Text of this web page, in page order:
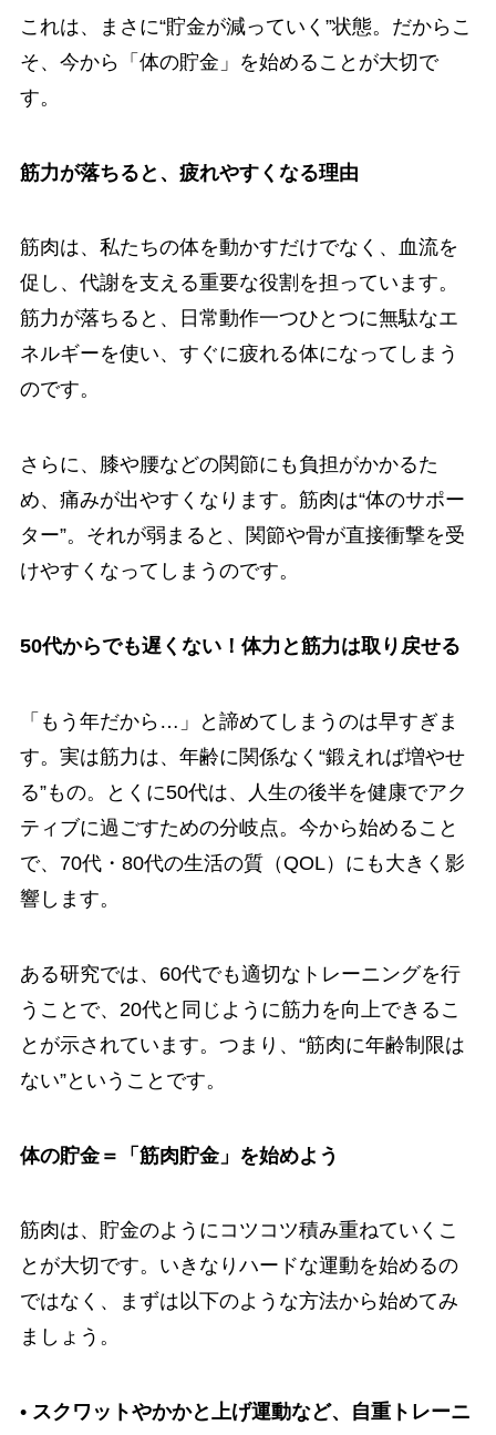
これは、まさに“貯金が減っていく”状態。だからこ
そ、今から「体の貯金」を始めることが大切で
す。
筋力が落ちると、疲れやすくなる理由
筋肉は、私たちの体を動かすだけでなく、血流を
促し、代謝を支える重要な役割を担っています。
筋力が落ちると、日常動作一つひとつに無駄なエ
ネルギーを使い、すぐに疲れる体になってしまう
のです。
さらに、膝や腰などの関節にも負担がかかるた
め、痛みが出やすくなります。筋肉は“体のサポー
ター”。それが弱まると、関節や骨が直接衝撃を受
けやすくなってしまうのです。
50代からでも遅くない！体力と筋力は取り戻せる
「もう年だから…」と諦めてしまうのは早すぎま
す。実は筋力は、年齢に関係なく“鍛えれば増やせ
る”もの。とくに50代は、人生の後半を健康でアク
ティブに過ごすための分岐点。今から始めること
で、70代・80代の生活の質（QOL）にも大きく影
響します。
ある研究では、60代でも適切なトレーニングを行
うことで、20代と同じように筋力を向上できるこ
とが示されています。つまり、“筋肉に年齢制限は
ない”ということです。
体の貯金＝「筋肉貯金」を始めよう
筋肉は、貯金のようにコツコツ積み重ねていくこ
とが大切です。いきなりハードな運動を始めるの
ではなく、まずは以下のような方法から始めてみ
ましょう。
• スクワットやかかと上げ運動など、自重トレーニ